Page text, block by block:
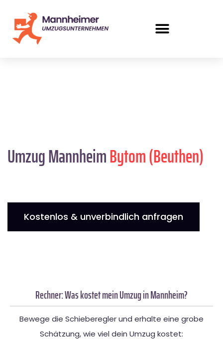
Umzug MannheimBytom (Beuthen)
Kostenlos & unverbindlich anfragen
Rechner: Was kostet mein Umzug in Mannheim?
Bewege die Schieberegler und erhalte eine grobe
Schätzung, wie viel dein Umzug kostet: